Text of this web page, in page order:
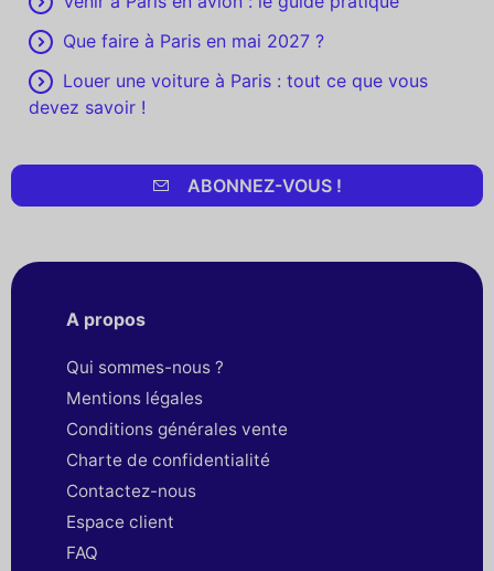
Que faire à Paris en mai 2027 ?
Louer une voiture à Paris : tout ce que vous
devez savoir !
ABONNEZ-VOUS !
A propos
Qui sommes-nous ?
Mentions légales
Conditions générales vente
Charte de confidentialité
Contactez-nous
Espace client
FAQ